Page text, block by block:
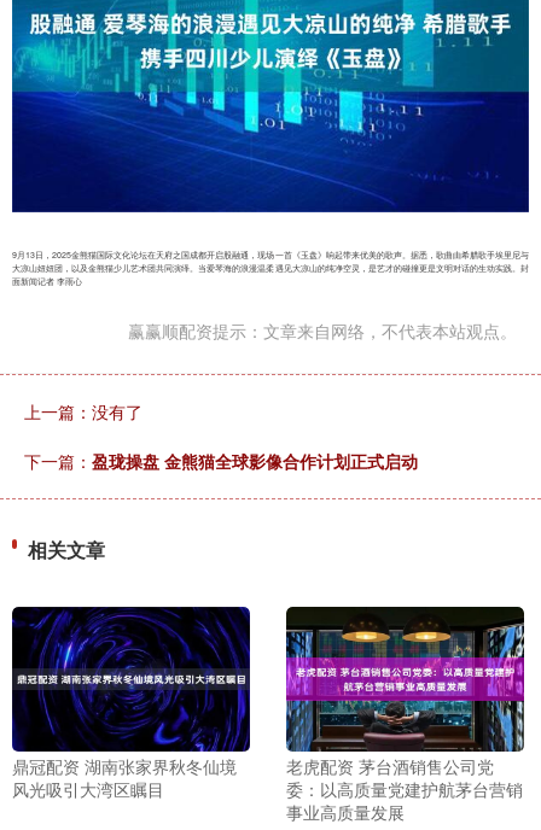
9月13日，2025金熊猫国际文化论坛在天府之国成都开启股融通，现场一首《玉盘》响起带来优美的歌声。据悉，歌曲由希腊歌手埃里尼与
大凉山妞妞团，以及金熊猫少儿艺术团共同演绎。当爱琴海的浪漫温柔遇见大凉山的纯净空灵，是艺才的碰撞更是文明对话的生动实践。封
面新闻记者 李雨心
赢赢顺配资提示：文章来自网络，不代表本站观点。
上一篇：没有了
下一篇： 盈珑操盘 金熊猫全球影像合作计划正式启动
相关文章
鼎冠配资 湖南张家界秋冬仙境
风光吸引大湾区瞩目
老虎配资 茅台酒销售公司党
委：以高质量党建护航茅台营销
事业高质量发展